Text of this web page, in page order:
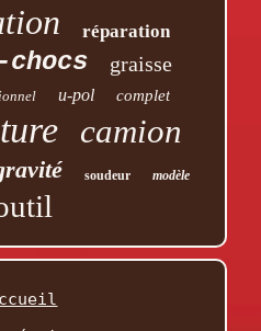
réparation
chocs graisse
u-pol complet
camion
soudeur modèle